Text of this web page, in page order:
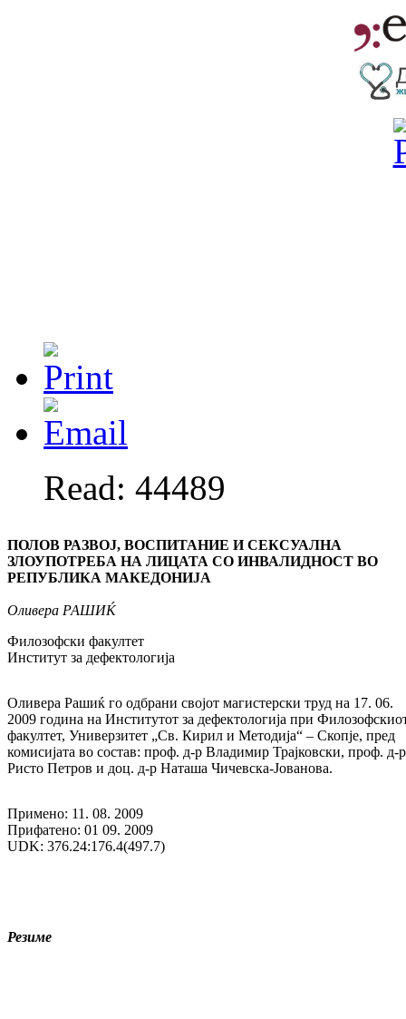
Read: 44489
ПОЛОВ РАЗВОЈ, ВОСПИТАНИЕ И СЕКСУАЛНА
ЗЛОУПОТРЕБА НА ЛИЦАТА СО ИНВАЛИДНОСТ ВО
РЕПУБЛИКА МАКЕДОНИЈА
Оливера РАШИЌ
Филозофски факултет
Институт за дефектологија
Оливера Рашиќ го одбрани својот магистерски труд на 17. 06.
2009 година на Институтот за дефектологија при
факултет, Универзитет „Св. Кирил и Методија“ – Скопје, пред
комисијата во состав: проф. д-р Владимир Трајковски, проф. д-р
Ристо Петров и доц. д-р Наташа Чичевска-Јованова.
Примено: 11. 08. 2009
Прифатено: 01 09. 2009
UDK: 376.24:176.4(497.7)
Резиме